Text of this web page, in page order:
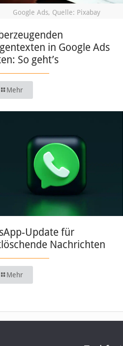
Google Ads, Quelle: Pixabay
in Google Ads
So geht’s
Mehr
Update für
Nachrichten
Mehr